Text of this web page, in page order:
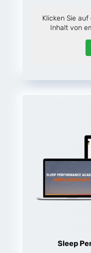
Klicken Sie
Inhalt von
Sleep